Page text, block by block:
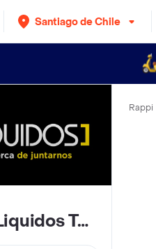
Santiago de Chile
Turbo Liquidos Tobalaba
Rappi